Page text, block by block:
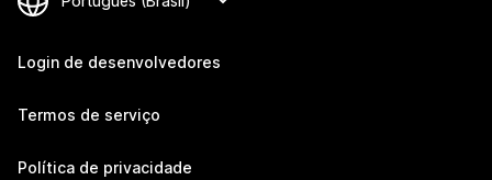
Login de desenvolvedores
Termos de serviço
Política de privacidade